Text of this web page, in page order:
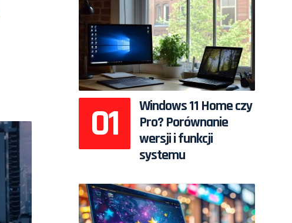
Windows 11 Home czy
Pro? Porównanie
wersji i funkcji
systemu